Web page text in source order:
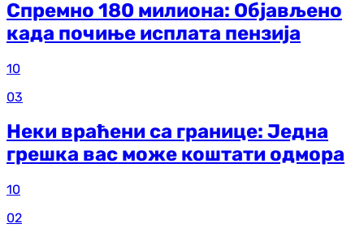
Спремно 180 милиона: Објављено
када почиње исплата пензија
10
03
Неки враћени са границе: Једна
грешка вас може коштати одмора
10
02